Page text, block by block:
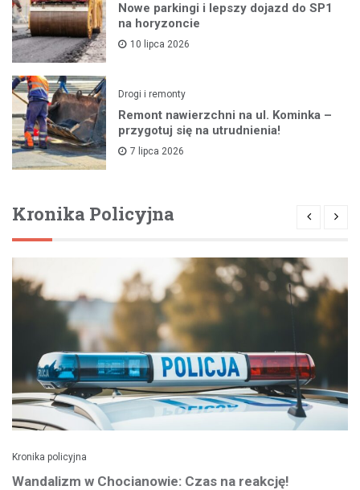
Nowe parkingi i lepszy dojazd do SP1
na horyzoncie
10 lipca 2026
Drogi i remonty
Remont nawierzchni na ul. Kominka –
przygotuj się na utrudnienia!
7 lipca 2026
Kronika Policyjna
Kronika policyjna
Wandalizm w Chocianowie: Czas na reakcję!